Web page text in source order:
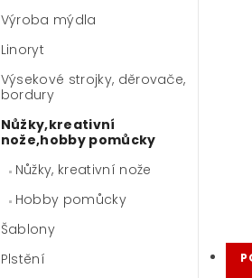
Výroba mýdla
Linoryt
Výsekové strojky, děrovače,
bordury
Nůžky,kreativní
nože,hobby pomůcky
Nůžky, kreativní nože
Hobby pomůcky
Šablony
Plstění